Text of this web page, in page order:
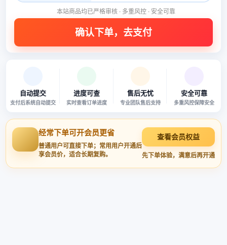
本站商品均已严格审核 · 多重风控 · 安全可靠
自动提交
支付后系统自动提交
进度可查
实时查看订单进度
售后无忧
专业团队售后支持
安全可靠
多重风控保障安全
经常下单可开会员更省
普通用户可直接下单；常用用户开通后
享会员价，适合长期复购。
查看会员权益
先下单体验，满意后再开通